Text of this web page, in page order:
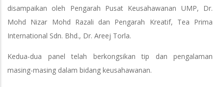
disampaikan oleh Pengarah Pusat Keusahawanan UMP, Dr.
Mohd Nizar Mohd Razali dan Pengarah Kreatif, Tea Prima
International Sdn. Bhd., Dr. Areej Torla.
Kedua-dua panel telah berkongsikan tip dan pengalaman
masing-masing dalam bidang keusahawanan.